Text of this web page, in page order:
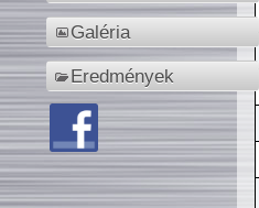
Galéria
Eredmények